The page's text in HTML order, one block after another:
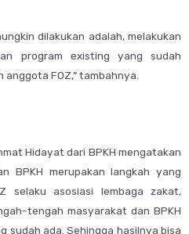
dilakukan adalah, melakukan
program existing yang sudah
FOZ,” tambahnya.
Hidayat dari BPKH mengatakan
BPKH merupakan langkah yang
selaku asosiasi lembaga zakat,
tengah masyarakat dan BPKH
sudah ada. Sehingga hasilnya bisa